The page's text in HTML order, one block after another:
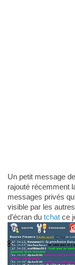
Un petit message
rajouté récemment
messages privés
visible par les
d'écran du tchatce